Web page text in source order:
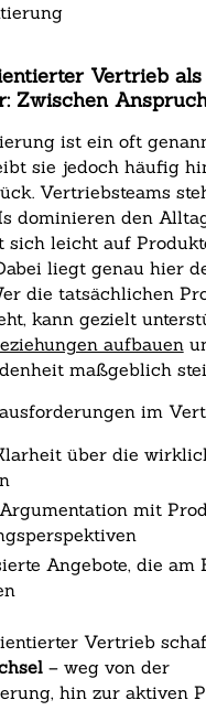
Vertrieb als
Zwischen
ist ein oft
sie jedoch häufig
Vertriebsteams
dominieren den
sich leicht auf
liegt genau hier
die tatsächlichen
kann gezielt
aufbauen
maßgeblich
im
über die
mit
Angebote, die am
Vertrieb
– weg von der
hin zur aktiven